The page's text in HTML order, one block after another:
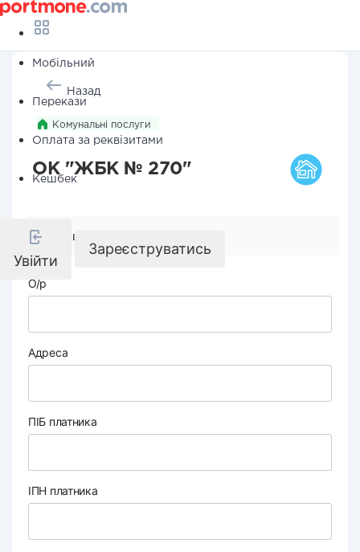
Мобільний
Перекази
Оплата за реквізитами
Кешбек
Увійти
Зареєструватись
Назад
Комунальні послуги
ОК "ЖБК № 270"
Реквізити компанії
О/р
Адреса
ПІБ платника
ІПН платника